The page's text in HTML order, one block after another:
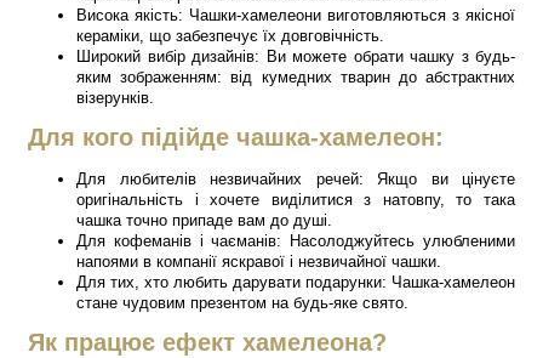
Висока якість: Чашки-хамелеони виготовляються з якісної
кераміки, що забезпечує їх довговічність.
Широкий вибір дизайнів: Ви можете обрати чашку з будь-
яким зображенням: від кумедних тварин до абстрактних
візерунків.
Для кого підійде чашка-хамелеон:
Для любителів незвичайних речей: Якщо ви цінуєте
оригінальність і хочете виділитися з натовпу, то така
чашка точно припаде вам до душі.
Для кофеманів і чаєманів: Насолоджуйтесь улюбленими
напоями в компанії яскравої і незвичайної чашки.
Для тих, хто любить дарувати подарунки: Чашка-хамелеон
стане чудовим презентом на будь-яке свято.
Як працює ефект хамелеона?